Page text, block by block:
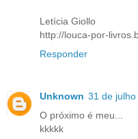
Letícia Giollo
http://louca-por-
Responder
Unknown 31 de
O próximo é meu...
kkkkk